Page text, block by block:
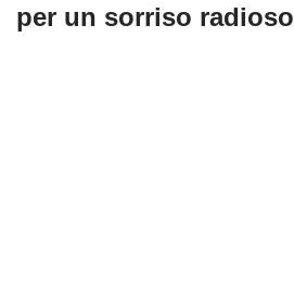
per un sorriso radioso